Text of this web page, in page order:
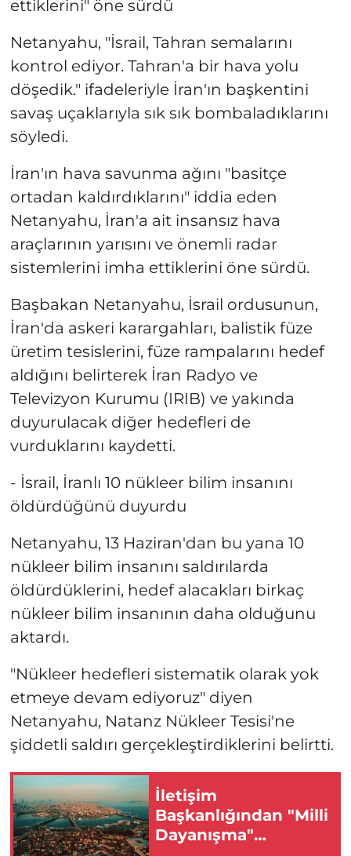
ettiklerini" öne sürdü
Netanyahu, "İsrail, Tahran semalarını
kontrol ediyor. Tahran'a bir hava yolu
döşedik." ifadeleriyle İran'ın başkentini
savaş uçaklarıyla sık sık bombaladıklarını
söyledi.
İran'ın hava savunma ağını "basitçe
ortadan kaldırdıklarını" iddia eden
Netanyahu, İran'a ait insansız hava
araçlarının yarısını ve önemli radar
sistemlerini imha ettiklerini öne sürdü.
Başbakan Netanyahu, İsrail ordusunun,
İran'da askeri karargahları, balistik füze
üretim tesislerini, füze rampalarını hedef
aldığını belirterek İran Radyo ve
Televizyon Kurumu (IRIB) ve yakında
duyurulacak diğer hedefleri de
vurduklarını kaydetti.
- İsrail, İranlı 10 nükleer bilim insanını
öldürdüğünü duyurdu
Netanyahu, 13 Haziran'dan bu yana 10
nükleer bilim insanını saldırılarda
öldürdüklerini, hedef alacakları birkaç
nükleer bilim insanının daha olduğunu
aktardı.
"Nükleer hedefleri sistematik olarak yok
etmeye devam ediyoruz" diyen
Netanyahu, Natanz Nükleer Tesisi'ne
şiddetli saldırı gerçekleştirdiklerini belirtti.
İletişim
Başkanlığından "Milli
Dayanışma"